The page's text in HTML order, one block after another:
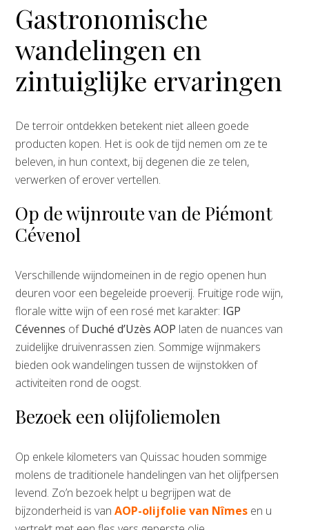
Gastronomische
wandelingen en
zintuiglijke ervaringen
De terroir ontdekken betekent niet alleen goede
producten kopen. Het is ook de tijd nemen om ze te
beleven, in hun context, bij degenen die ze telen,
verwerken of erover vertellen.
Op de wijnroute van de Piémont
Cévenol
Verschillende wijndomeinen in de regio openen hun
deuren voor een begeleide proeverij. Fruitige rode wijn,
florale witte wijn of een rosé met karakter: IGP
Cévennes ofDuché d’Uzès AOP laten de nuances van
zuidelijke druivenrassen zien. Sommige wijnmakers
bieden ook wandelingen tussen de wijnstokken of
activiteiten rond de oogst.
Bezoek een olijfoliemolen
Op enkele kilometers van Quissac houden sommige
molens de traditionele handelingen van het olijfpersen
levend. Zo’n bezoek helpt u begrijpen wat de
bijzonderheid is vanAOP-olijfolie van Nîmes en u